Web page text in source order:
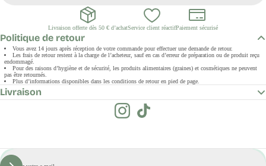
Livraison offerte dès 50 € d’achatService client réactifPaiement sécurisé
Politique de retour
Vous avez 14 jours après réception de votre commande pour effectuer une demande de retour.
Les frais de retour restent à la charge de l’acheteur, sauf en cas d’erreur de préparation ou de produit reçu
endommagé.
Pour des raisons d’hygiène et de sécurité, les produits alimentaires (graines) et cosmétiques ne peuvent
pas être retournés.
Plus d’informations disponibles dans les conditions de retour en pied de page.
Livraison
E-
mail